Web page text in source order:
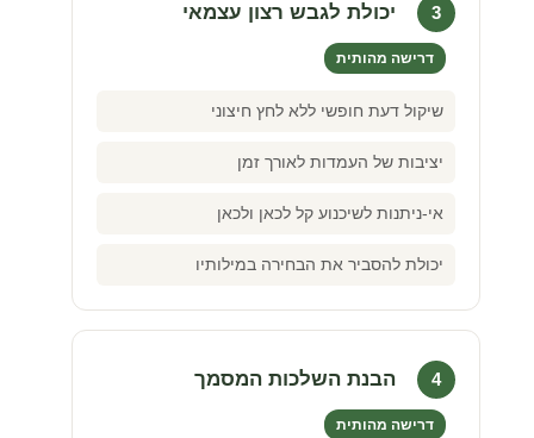
יכולת לגבש רצון עצמאי
דרישה מהותית
שיקול דעת חופשי ללא לחץ חיצוני
יציבות של העמדות לאורך זמן
אי-ניתנות לשיכנוע קל לכאן ולכאן
יכולת להסביר את הבחירה במילותיו
הבנת השלכות המסמך
דרישה מהותית